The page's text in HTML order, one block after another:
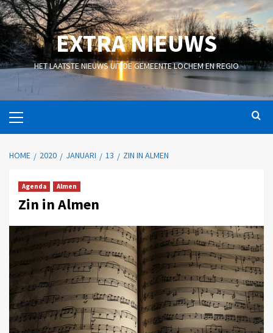
EXTRA NIEUWS
HET LAATSTE NIEUWS UIT DE GEMEENTE LOCHEM EN REGIO
HOME 2020 JANUARI 13 ZIN IN ALMEN
Agenda Almen
Zin in Almen